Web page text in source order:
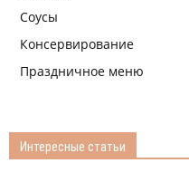
Соусы
Консервирование
Праздничное меню
Интересные статьи